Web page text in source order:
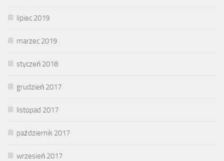
lipiec 2019
marzec 2019
styczeń 2018
grudzień 2017
listopad 2017
październik 2017
wrzesień 2017